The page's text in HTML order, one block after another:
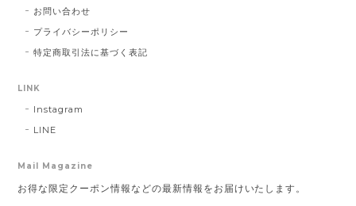
お問い合わせ
プライバシーポリシー
特定商取引法に基づく表記
LINK
Instagram
LINE
Mail Magazine
お得な限定クーポン情報などの最新情報をお届けいたします。